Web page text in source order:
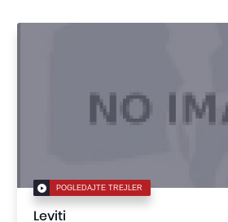
POGLEDAJTE TREJLER
Leviti